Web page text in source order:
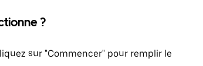
?
sur "Commencer" pour remplir le